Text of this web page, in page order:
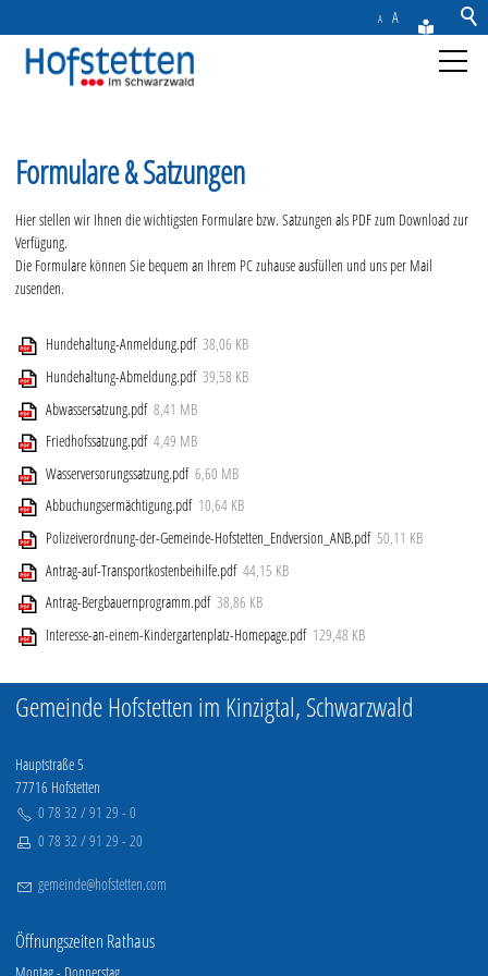
A A
Gemeinde
Rathaus & Service
Ansprechpartner
Formulare & Satzungen
Bauen in Hofstetten
Aktuelle Ausschreibung
Freizeit & Tourismus
Wirtschaft
Formulare & Satzungen
Hier stellen wir Ihnen die wichtigsten Formulare bzw. Satzungen als PDF zum Download zur
Verfügung.
Die Formulare können Sie bequem an Ihrem PC zuhause ausfüllen und uns per Mail
zusenden.
Hundehaltung-Anmeldung.pdf 38,06 KB
Hundehaltung-Abmeldung.pdf 39,58 KB
Abwassersatzung.pdf 8,41 MB
Friedhofssatzung.pdf 4,49 MB
Wasserversorungssatzung.pdf 6,60 MB
Abbuchungsermächtigung.pdf 10,64 KB
Polizeiverordnung-der-Gemeinde-Hofstetten_Endversion_ANB.pdf 50,11 KB
Antrag-auf-Transportkostenbeihilfe.pdf 44,15 KB
Antrag-Bergbauernprogramm.pdf 38,86 KB
Interesse-an-einem-Kindergartenplatz-Homepage.pdf 129,48 KB
Gemeinde Hofstetten im Kinzigtal, Schwarzwald
Hauptstraße 5
77716 Hofstetten
0 78 32 / 91 29 - 0
0 78 32 / 91 29 - 20
g m nd h fst tt n c m
Öffnungszeiten Rathaus